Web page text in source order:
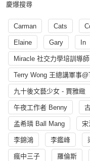
慶爆搜尋
Carman Cats
Elaine Gary In
Miracle 社交力學培訓導師
Terry Wong 王總講軍事
九十後文藝少女 - 賈雅緻
午夜工作者 Benny
孟希璘 Ball Mang 宋
李錦鴻 李鑑峰
瘋中三子 羅倫斯